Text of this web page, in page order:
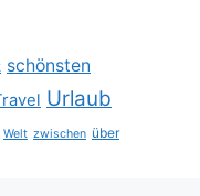
schönsten
Urlaub
Welt zwischen über